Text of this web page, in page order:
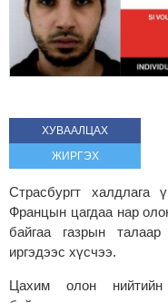
ХУВААЛЦАХ
ЖИРГЭХ
Страсбургт халдлага
Францын цагдаа нар
байгаа газрын
иргэдээс хүсчээ.
Цахим олон нийтийн